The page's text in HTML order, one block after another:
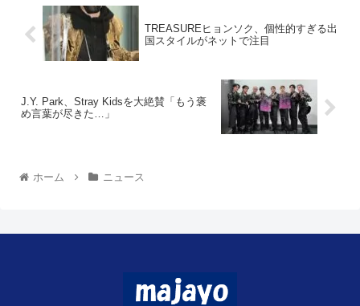
TREASUREヒョンソク、個性的すぎる出
国スタイルがネットで注目
J.Y. Park、Stray Kidsを大絶賛「もう褒
め言葉が尽きた…」
ホーム ニュース